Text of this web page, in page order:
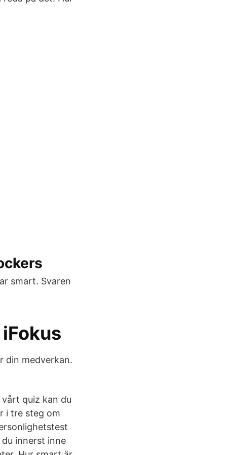
smart. Svaren
din medverkan.
quiz kan du
i tre steg om
innerst inne